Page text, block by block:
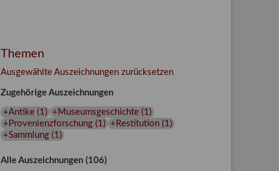
Themen
Ausgewählte Auszeichnungen zurücksetzen
Zugehörige Auszeichnungen
+Antike(1 ) +Museumsgeschichte(1 )
+Provenienzforschung(1 ) +Restitution(1 )
+Sammlung(1 )
Alle Auszeichnungen (106)